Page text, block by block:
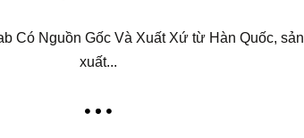
Có Nguồn Gốc Và Xuất Xứ từ Hàn Quốc, sản
xuất...